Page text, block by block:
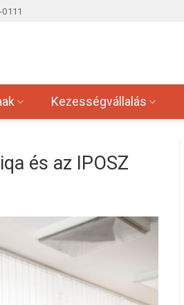
Kezességvállalás
és az IPOSZ